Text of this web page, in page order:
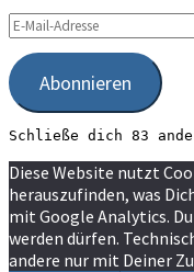
E-
Mail-
Adresse
Abonnieren
Schließe dich 83
Diese Website nutzt
herauszufinden, was
mit Google Analytics.
werden dürfen.
andere nur mit Deiner